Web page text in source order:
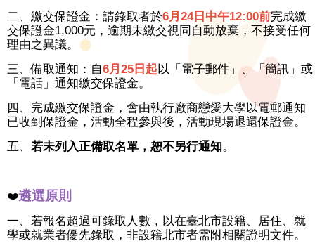
二、繳交保證金：請錄取者於6月24日中午12:00前完成繳
交保證金1,000元，逾期未繳交視同自動放棄，不接受任何
理由之異議。
三、備取通知：自6月25日起以「電子郵件」、「簡訊」或
「電話」通知繳交保證金。
四、完成繳交保證金，會由執行廠商戀愛大學以電郵通知
已收到保證金，活動全程參與後，活動現場退還保證金。
五、 若未列入正備取名單，恕不另行通知。
❤️遴選原則
一、若報名超過可錄取人數，以在臺北市設籍、居住、就
學或就業者優先錄取，非設籍北市者需附相關證明文件。